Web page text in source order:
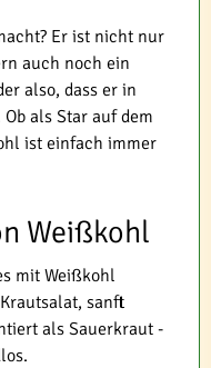
Er ist nicht nur
auch noch ein
also, dass er in
als Star auf dem
ist einfach immer
Weißkohl
mit Weißkohl
sanft
als Sauerkraut -